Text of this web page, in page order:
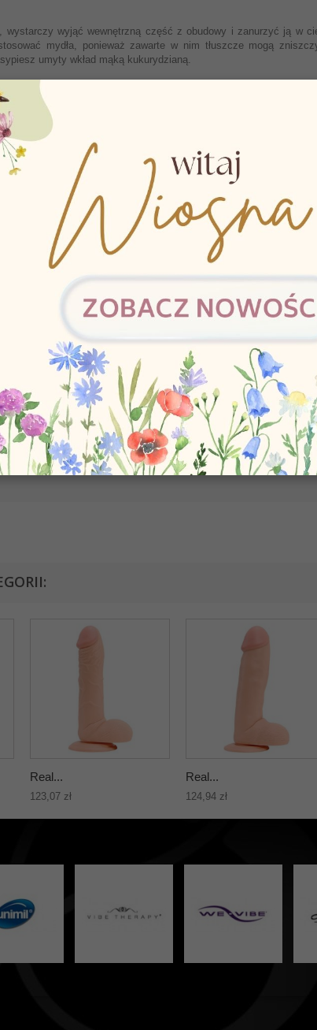
wyjąć wewnętrzną część z obudowy i zanurzyć ją w
mydła, ponieważ zawarte w nim tłuszcze mogą
umyty wkład mąką kukurydzianą.
dużą latarkę, dzięki czemu nie musisz się obawiać, że
ze skórą. Nie zawiera ftalanów.
Real...
123,07 zł
Real...
124,94 zł